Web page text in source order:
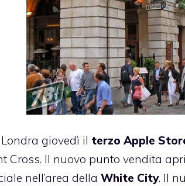
giovedì il terzo Apple
Cross. Il nuovo punto vendita
nell’area della White City. Il